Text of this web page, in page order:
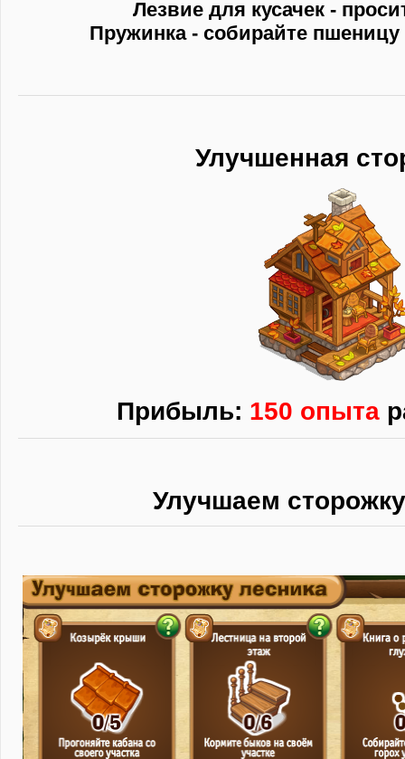
Лезвие для кусачек -
Пружинка - собирайте
Улучшенная
Прибыль: 150 опыта
Улучшаем